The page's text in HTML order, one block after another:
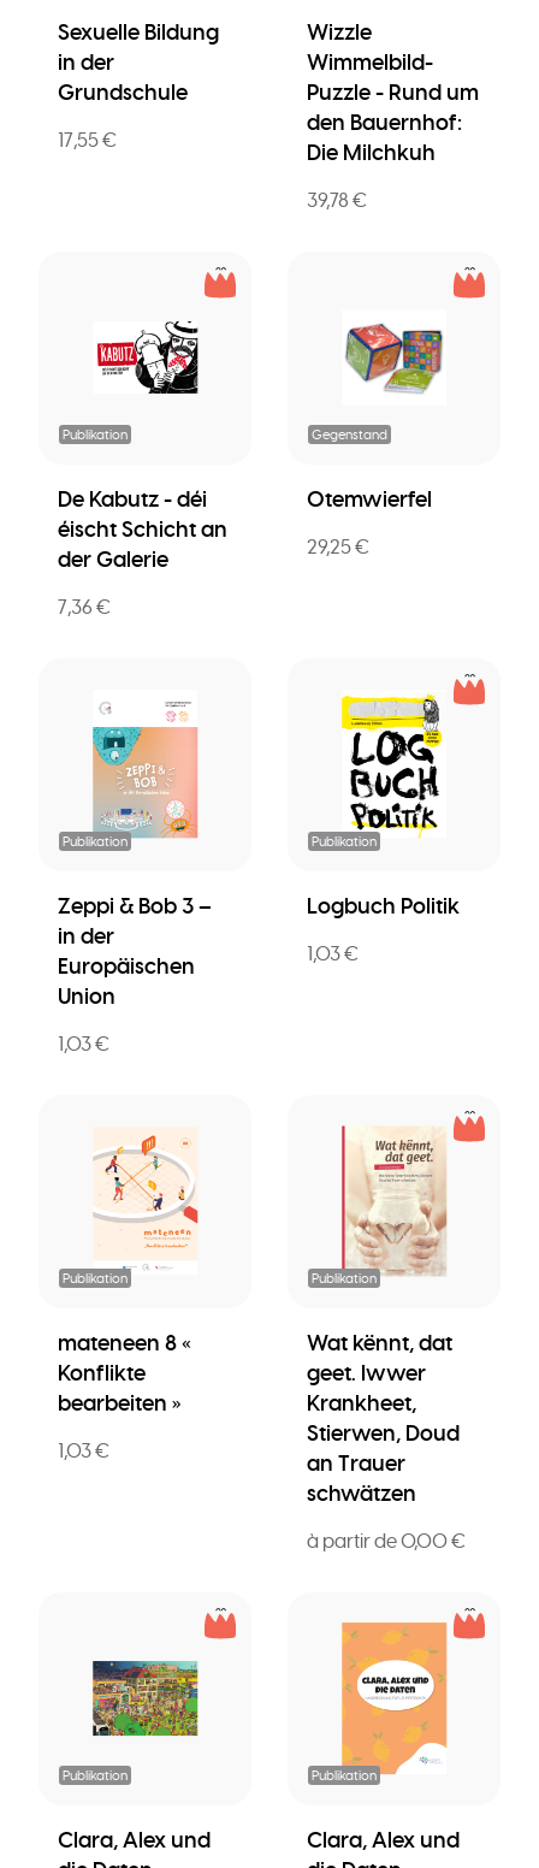
Sexuelle Bildung
in der
Grundschule
17,55 €
Wizzle
Wimmelbild-
Puzzle - Rund um
den Bauernhof:
Die Milchkuh
39,78 €
Publikation
De Kabutz - déi
éischt Schicht an
der Galerie
7,36 €
Gegenstand
Otemwierfel
29,25 €
Publikation
Zeppi & Bob 3 –
in der
Europäischen
Union
1,03 €
Publikation
Logbuch Politik
1,03 €
Publikation
mateneen 8 «
Konflikte
bearbeiten »
1,03 €
Publikation
Wat kënnt, dat
geet. Iwwer
Krankheet,
Stierwen, Doud
an Trauer
schwätzen
à partir de 0,00 €
Publikation
Clara, Alex und
Publikation
Clara, Alex und